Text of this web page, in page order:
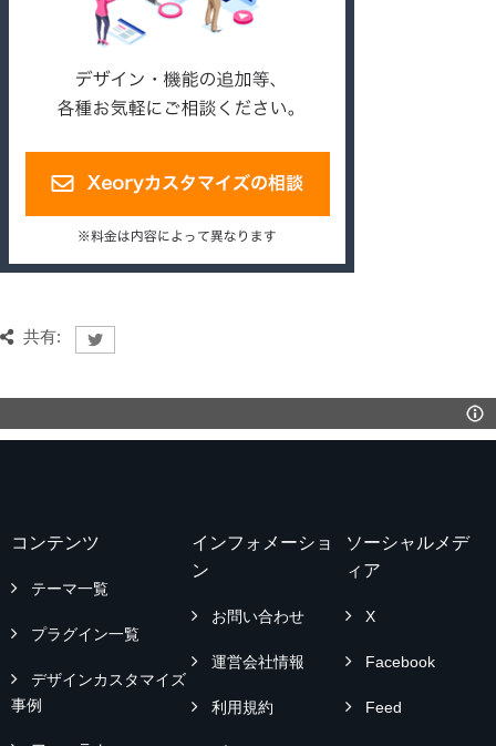
共有:
コンテンツ
テーマ一覧
プラグイン一覧
デザインカスタマイズ
事例
インフォメーショ
ン
お問い合わせ
運営会社情報
利用規約
ソーシャルメデ
ィア
X
Facebook
Feed